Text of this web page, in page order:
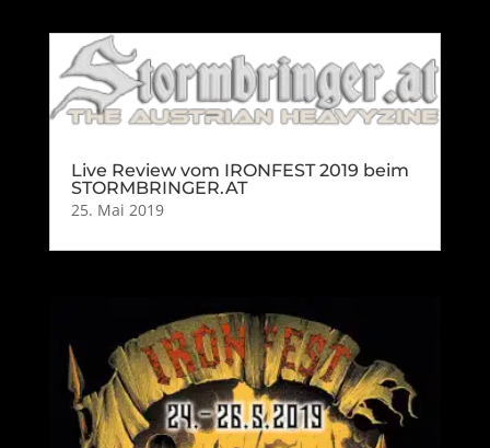
Live Review vom IRONFEST 2019 beim
STORMBRINGER.AT
25. Mai 2019